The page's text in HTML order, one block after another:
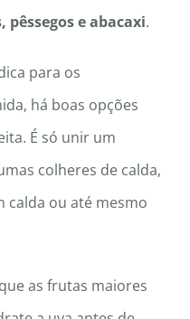
pêssegos e abacaxi.
para os
há boas opções
É só unir um
colheres de calda,
calda ou até mesmo
as frutas maiores